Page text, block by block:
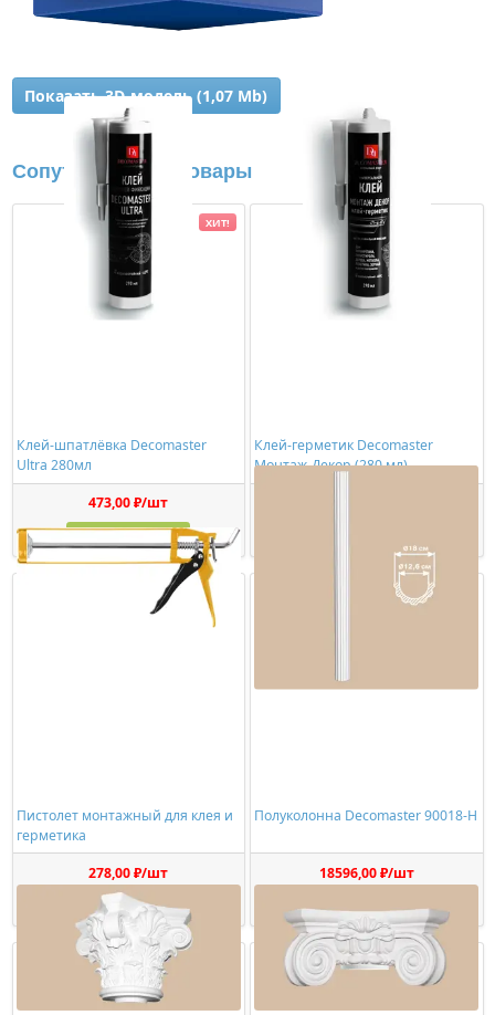
Показать 3D-модель (1,07 Mb)
Сопутствующие товары
Клей-шпатлёвка Decomaster
Ultra 280мл
473,00 ₽/шт
Купить
ХИТ!
Клей-герметик Decomaster
Монтаж-Декор (280 мл)
Пистолет монтажный для клея и
герметика
278,00 ₽/шт
Купить
Полуколонна Decomaster 90018-H
18596,00 ₽/шт
Купить